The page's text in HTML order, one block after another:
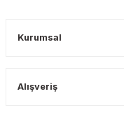
Kurumsal
Alışveriş